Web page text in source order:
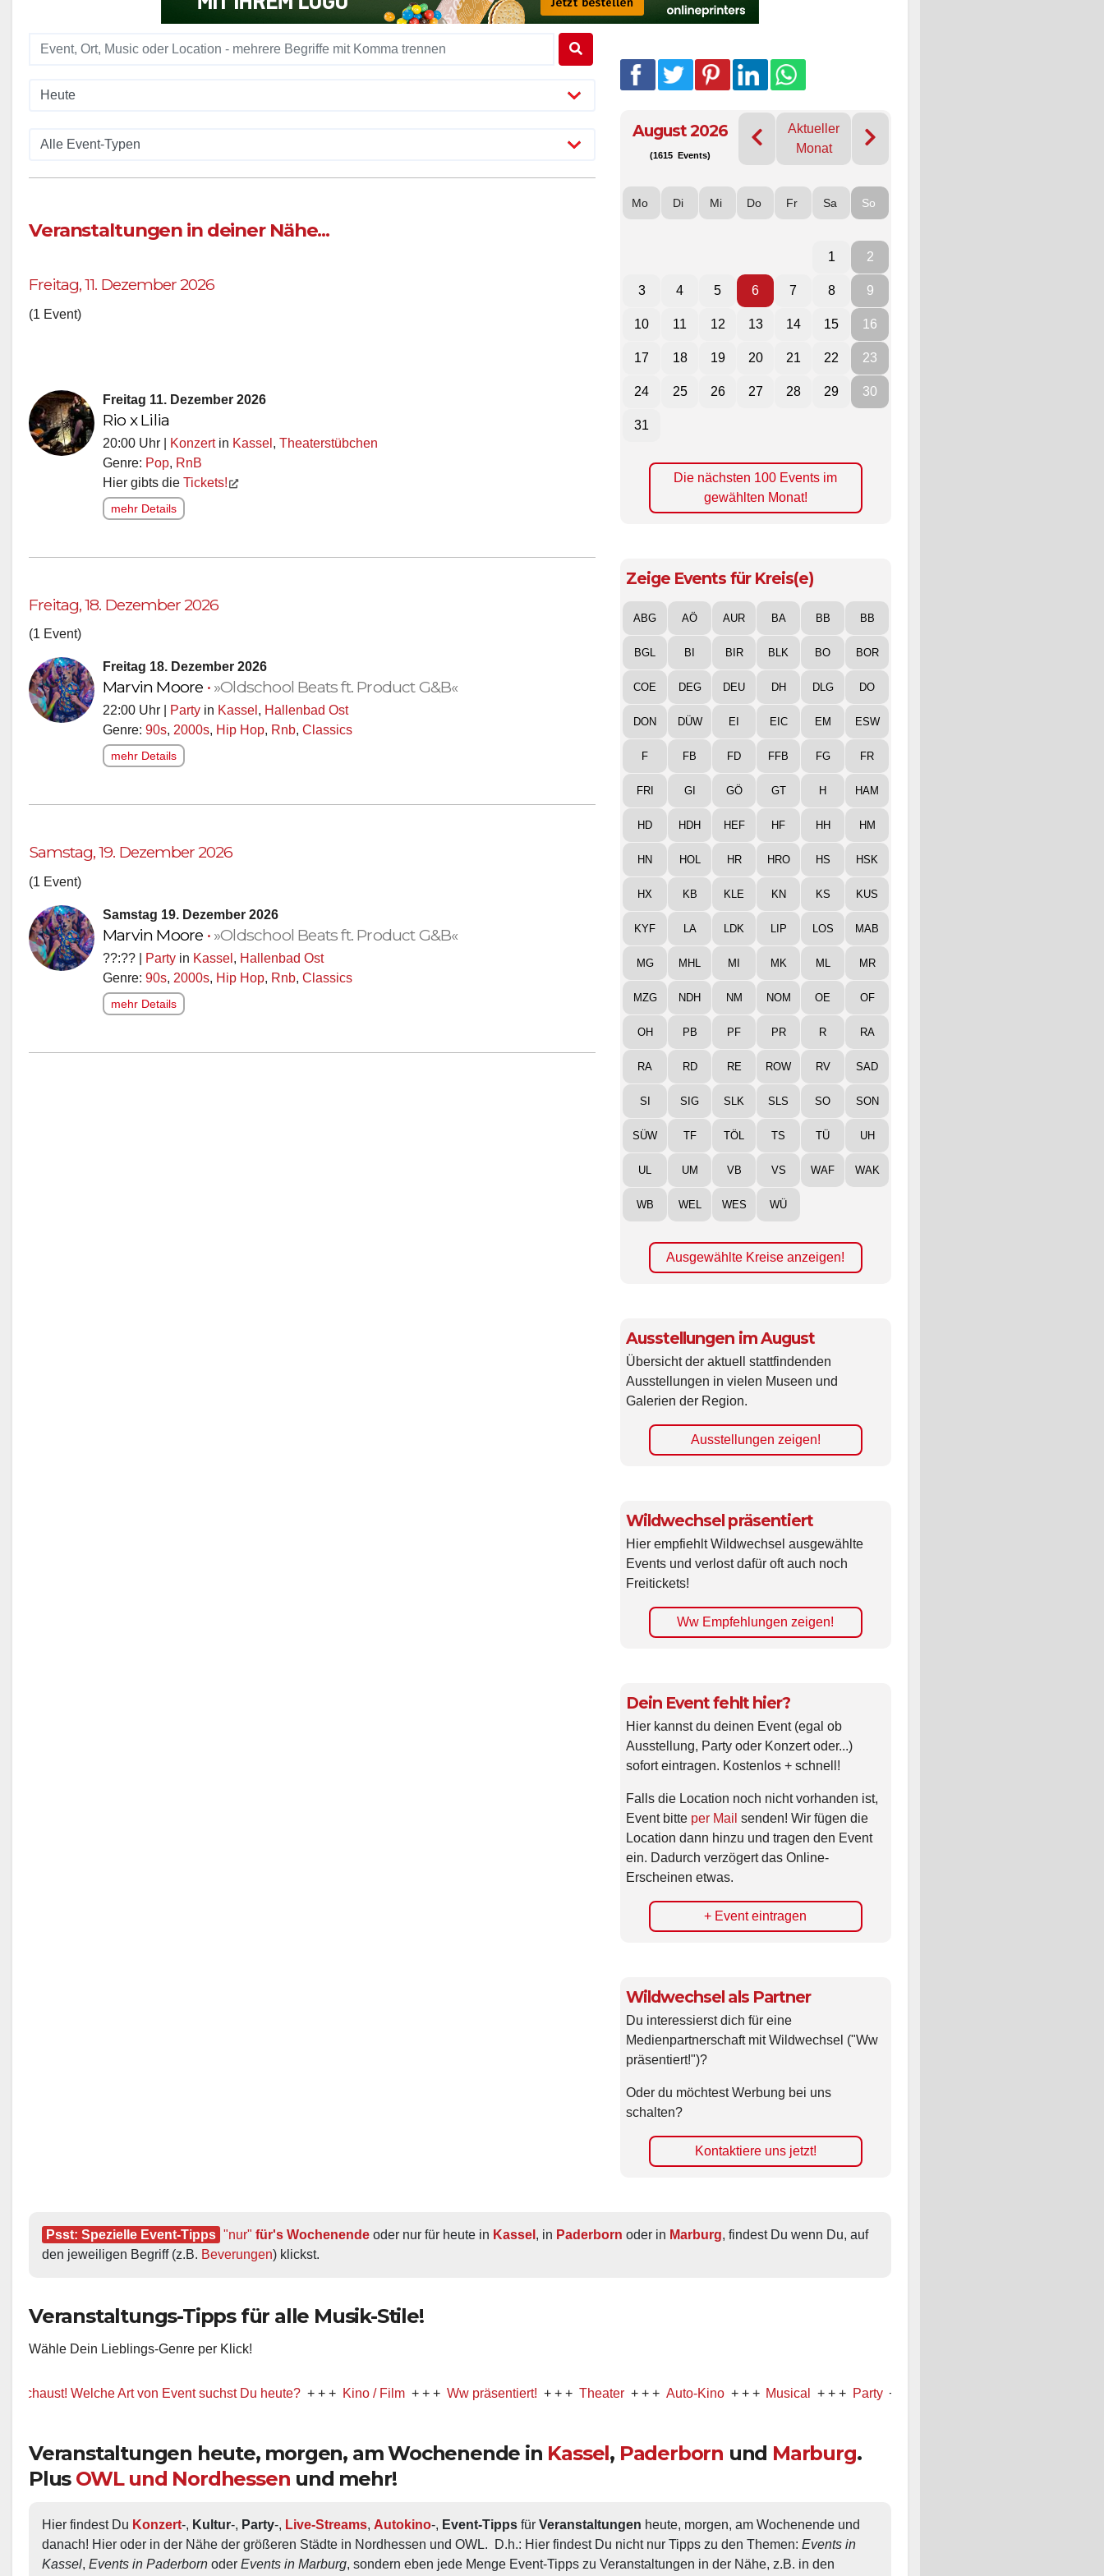
Veranstaltungen in deiner Nähe...
Freitag, 11. Dezember 2026
(1 Event)
Freitag 11. Dezember 2026
Rio x Lilia
20:00 Uhr | Konzertin Kassel, Theaterstübchen
Genre: Pop, RnB
Hier gibts die Tickets!
mehr Details
Freitag, 18. Dezember 2026
(1 Event)
Freitag 18. Dezember 2026
Marvin Moore • »Oldschool Beats ft. Product G&B«
22:00 Uhr | Party in Kassel, Hallenbad Ost
Genre: 90s, 2000s, Hip Hop, Rnb, Classics
mehr Details
Samstag, 19. Dezember 2026
(1 Event)
Samstag 19. Dezember 2026
Marvin Moore • »Oldschool Beats ft. Product G&B«
??:?? | Party in Kassel, Hallenbad Ost
Genre: 90s, 2000s, Hip Hop, Rnb, Classics
mehr Details
August 2026
(1615 Events)
Aktueller
Monat
Mo Di Mi Do Fr Sa So
1 2
3 4 5 6 7 8 9
10 11 12 13 14 15 16
17 18 19 20 21 22 23
24 25 26 27 28 29 30
31
Die nächsten 100 Events im
gewählten Monat!
Zeige Events für Kreis(e)
ABG AÖ AUR BA BB BB
BGL BI BIR BLK BO BOR
COE DEG DEU DH DLG DO
DON DÜW EI EIC EM ESW
F FB FD FFB FG FR
FRI GI GÖ GT H HAM
HD HDH HEF HF HH HM
HN HOL HR HRO HS HSK
HX KB KLE KN KS KUS
KYF LA LDK LIP LOS MAB
MG MHL MI MK ML MR
MZG NDH NM NOM OE OF
OH PB PF PR R RA
RA RD RE ROW RV SAD
SI SIG SLK SLS SO SON
SÜW TF TÖL TS TÜ UH
UL UM VB VS WAF WAK
WB WEL WES WÜ
Ausgewählte Kreise anzeigen!
Ausstellungen im August
Übersicht der aktuell stattfindenden
Ausstellungen in vielen Museen und
Galerien der Region.
Ausstellungen zeigen!
Wildwechsel präsentiert
Hier empfiehlt Wildwechsel ausgewählte
Events und verlost dafür oft auch noch
Freitickets!
Ww Empfehlungen zeigen!
Dein Event fehlt hier?
Hier kannst du deinen Event (egal ob
Ausstellung, Party oder Konzert oder...)
sofort eintragen. Kostenlos + schnell!
Falls die Location noch nicht vorhanden ist,
Event bitte per Mail senden! Wir fügen die
Location dann hinzu und tragen den Event
ein. Dadurch verzögert das Online-
Erscheinen etwas.
+ Event eintragen
Wildwechsel als Partner
Du interessierst dich für eine
Medienpartnerschaft mit Wildwechsel ("Ww
präsentiert!")?
Oder du möchtest Werbung bei uns
schalten?
Kontaktiere uns jetzt!
Psst: Spezielle Event-Tipps "nur" für's Wochenende oder nur für heute in Kassel, in Paderborn oder in Marburg, findest Du wenn Du, auf
den jeweiligen Begriff (z.B. Beverungen) klickst.
Veranstaltungs-Tipps für alle Musik-Stile!
Wähle Dein Lieblings-Genre per Klick!
Welche Art von Event suchst Du heute? + + + Kino / Film + + + Ww präsentiert! + + + Theater + + + Auto-Kino + + + Musical + + + Party + + + Konzert
Veranstaltungen heute, morgen, am Wochenende in Kassel, Paderborn und Marburg.
Plus OWL und Nordhessen und mehr!
Hier findest Du Konzert-, Kultur-, Party-, Live-Streams, Autokino-, Event-Tipps für Veranstaltungen heute, morgen, am Wochenende und
danach! Hier oder in der Nähe der größeren Städte in Nordhessen und OWL.  D.h.: Hier findest Du nicht nur Tipps zu den Themen: Events in
Kassel, Events in Paderborn oder Events in Marburg, sondern eben jede Menge Event-Tipps zu Veranstaltungen in der Nähe, z.B. in den